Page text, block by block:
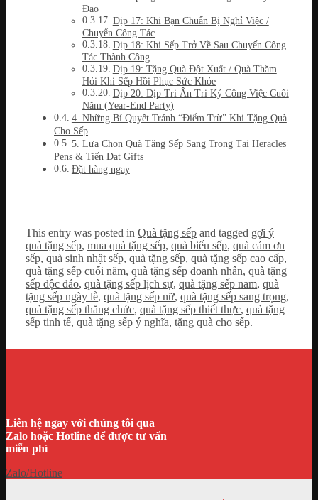
Đạo
Dịp 17: Khi Bạn Chuẩn Bị Nghỉ Việc /
Chuyển Công Tác
Dịp 18: Khi Sếp Trở Về Sau Chuyến Công
Tác Thành Công
Dịp 19: Tặng Quà Đột Xuất / Quà Thăm
Hỏi Khi Sếp Hồi Phục Sức Khỏe
Dịp 20: Dịp Tri Ân Tri Kỷ Công Việc Cuối
Năm (Year-End Party)
4. Những Bí Quyết Tránh “Điểm Trừ” Khi Tặng Quà
Cho Sếp
5. Lựa Chọn Quà Tặng Sếp Sang Trọng Tại Heracles
Pens & Tiến Đạt Gifts
Đặt hàng ngay
This entry was posted in Quà tặng sếp and tagged gợi ý
quà tặng sếp, mua quà tặng sếp, quà biếu sếp, quà cảm ơn
sếp, quà sinh nhật sếp, quà tặng sếp, quà tặng sếp cao cấp,
quà tặng sếp cuối năm, quà tặng sếp doanh nhân, quà tặng
sếp độc đáo, quà tặng sếp lịch sự, quà tặng sếp nam, quà
tặng sếp ngày lễ, quà tặng sếp nữ, quà tặng sếp sang trọng,
quà tặng sếp thăng chức, quà tặng sếp thiết thực, quà tặng
sếp tinh tế, quà tặng sếp ý nghĩa, tặng quà cho sếp.
Liên hệ ngay với chúng tôi qua
Zalo hoặc Hotline để được tư vấn
miễn phí
Zalo/Hotline